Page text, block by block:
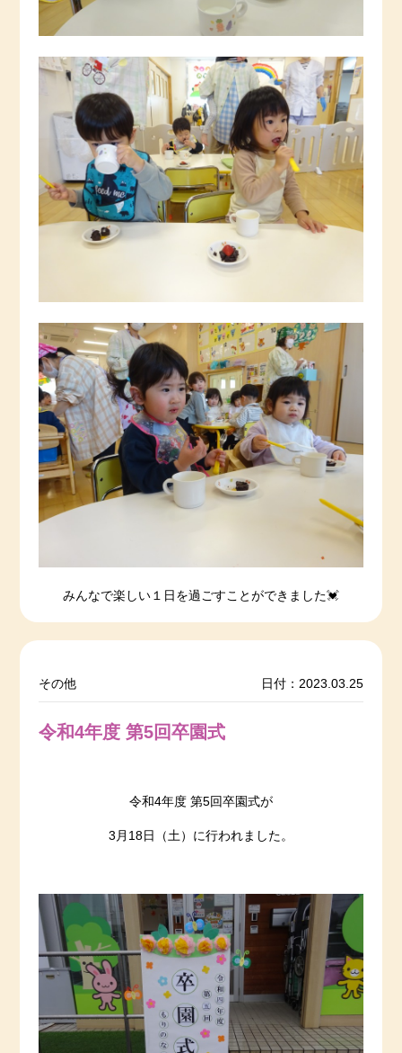
みんなで楽しい１日を過ごすことができました💓
その他 日付：2023.03.25
令和4年度 第5回卒園式
令和4年度 第5回卒園式が
3月18日（土）に行われました。